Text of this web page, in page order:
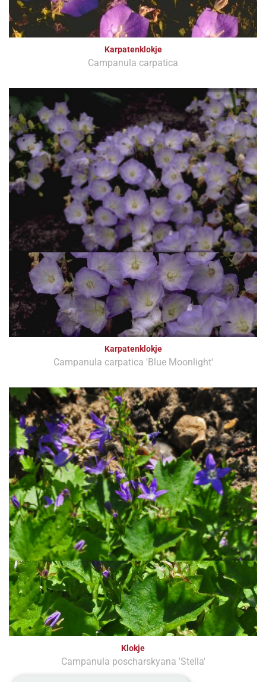
Karpatenklokje
Campanula carpatica
Karpatenklokje
Campanula carpatica 'Blue Moonlight'
Klokje
Campanula poscharskyana 'Stella'